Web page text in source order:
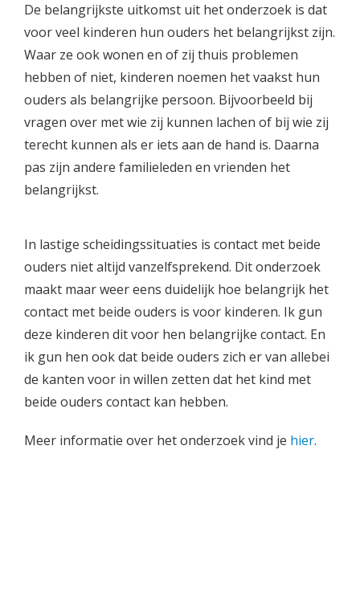
De belangrijkste uitkomst uit het onderzoek is dat
voor veel kinderen hun ouders het belangrijkst zijn.
Waar ze ook wonen en of zij thuis problemen
hebben of niet, kinderen noemen het vaakst hun
ouders als belangrijke persoon. Bijvoorbeeld bij
vragen over met wie zij kunnen lachen of bij wie zij
terecht kunnen als er iets aan de hand is. Daarna
pas zijn andere familieleden en vrienden het
belangrijkst.
In lastige scheidingssituaties is contact met beide
ouders niet altijd vanzelfsprekend. Dit onderzoek
maakt maar weer eens duidelijk hoe belangrijk het
contact met beide ouders is voor kinderen. Ik gun
deze kinderen dit voor hen belangrijke contact. En
ik gun hen ook dat beide ouders zich er van allebei
de kanten voor in willen zetten dat het kind met
beide ouders contact kan hebben.
Meer informatie over het onderzoek vind je hier.